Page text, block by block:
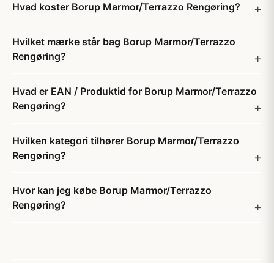
Hvad koster Borup Marmor/Terrazzo Rengøring?
Hvilket mærke står bag Borup Marmor/Terrazzo
Rengøring?
Hvad er EAN / Produktid for Borup Marmor/Terrazzo
Rengøring?
Hvilken kategori tilhører Borup Marmor/Terrazzo
Rengøring?
Hvor kan jeg købe Borup Marmor/Terrazzo
Rengøring?